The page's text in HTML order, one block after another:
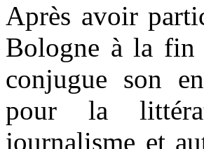
Après avoir
Bologne à la fin
conjugue son
pour la
journalisme et